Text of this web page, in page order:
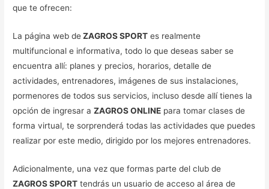
que te ofrecen:
La página web deZAGROS SPORT es realmente
multifuncional e informativa, todo lo que deseas saber se
encuentra allí: planes y precios, horarios, detalle de
actividades, entrenadores, imágenes de sus instalaciones,
pormenores de todos sus servicios, incluso desde allí tienes la
opción de ingresar aZAGROS ONLINE para tomar clases de
forma virtual, te sorprenderá todas las actividades que puedes
realizar por este medio, dirigido por los mejores entrenadores.
Adicionalmente, una vez que formas parte del club de
ZAGROS SPORT tendrás un usuario de acceso al área de